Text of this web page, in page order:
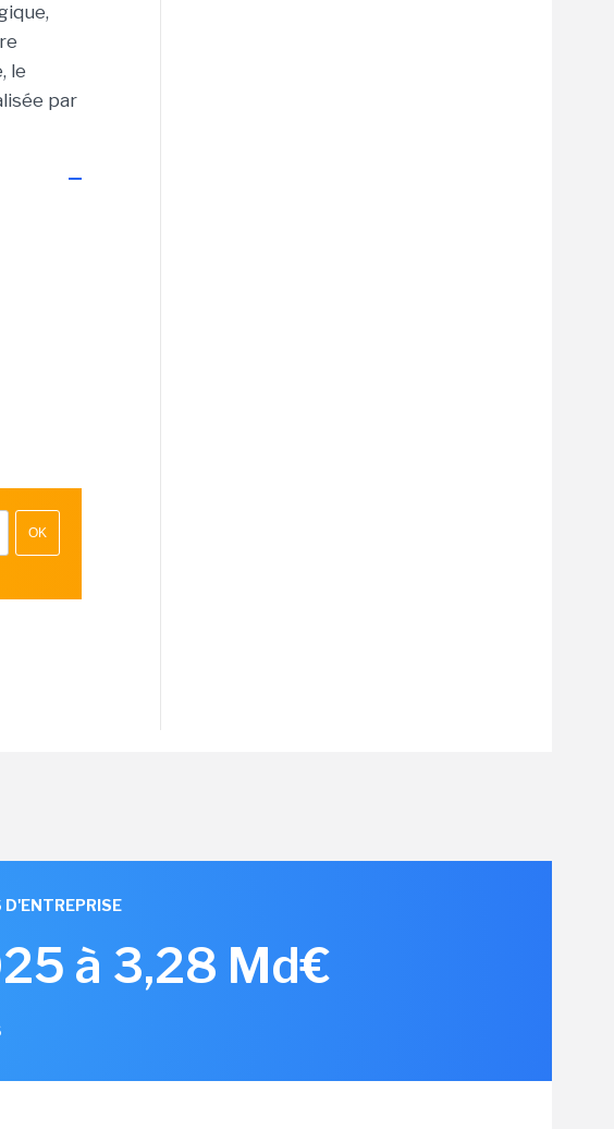
le
par
OK
D'ENTREPRISE
à 3,28 Md€